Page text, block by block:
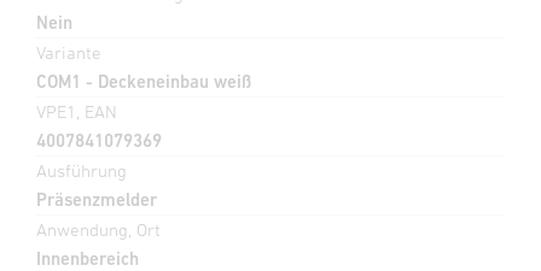
Nein
Variante
COM1 - Deckeneinbau weiß
VPE1, EAN
4007841079369
Ausführung
Präsenzmelder
Anwendung, Ort
Innenbereich